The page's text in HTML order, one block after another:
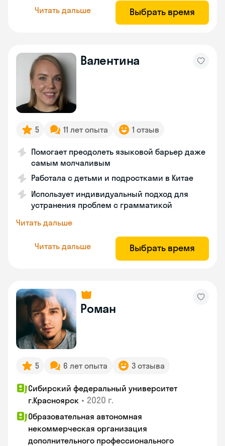
Читать дальше Выбрать время
Валентина
5 11 лет опыта 1 отзыв
Помогает преодолеть языковой барьер даже
самым молчаливым
Работала с детьми и подростками в Китае
Использует индивидуальный подход для
устранения проблем с грамматикой
Читать дальше
Читать дальше Выбрать время
Роман
5 6 лет опыта 3 отзыва
Сибирский федеральный университет
г.Красноярск • 2020 г.
Образовательная автономная
некоммерческая организация
дополнительного профессионального